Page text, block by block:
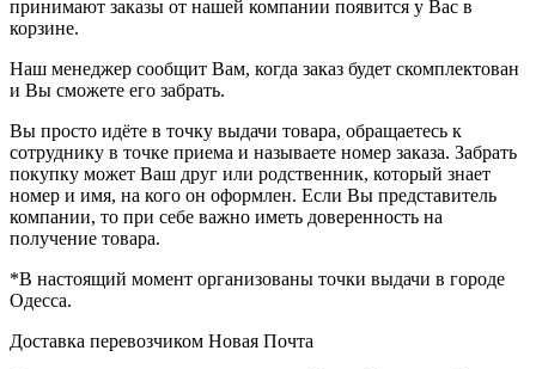
принимают заказы от нашей компании появится у Вас в
корзине.
Наш менеджер сообщит Вам, когда заказ будет скомплектован
и Вы сможете его забрать.
Вы просто идёте в точку выдачи товара, обращаетесь к
сотруднику в точке приема и называете номер заказа. Забрать
покупку может Ваш друг или родственник, который знает
номер и имя, на кого он оформлен. Если Вы представитель
компании, то при себе важно иметь доверенность на
получение товара.
*В настоящий момент организованы точки выдачи в городе
Одесса.
Доставка перевозчиком Новая Почта